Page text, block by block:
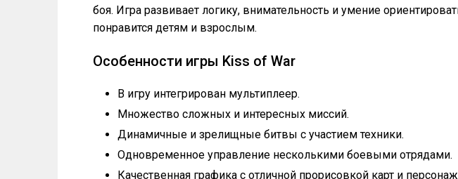
боя. Игра развивает логику, внимательность и умение
понравится детям и взрослым.
Особенности игры Kiss of War
В игру интегрирован мультиплеер.
Множество сложных и интересных миссий.
Динамичные и зрелищные битвы с участием техники.
Одновременное управление несколькими боевыми отрядами.
Качественная графика с отличной прорисовкой карт и